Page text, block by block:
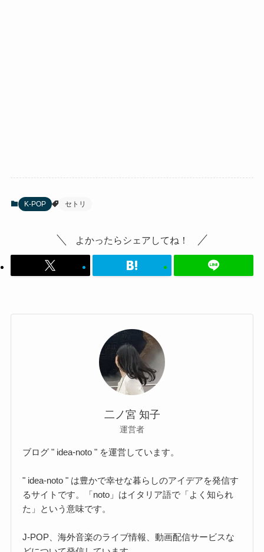
K-POP セトリ
よかったらシェアしてね！
二ノ宮 知子
運営者
ブログ " idea-noto " を運営しています。
" idea-noto " は豊かで幸せな暮らしのアイデアを発信す
るサイトです。「noto」はイタリア語で「よく知られ
た」という意味です。
J-POP、海外音楽のライブ情報、動画配信サービスな